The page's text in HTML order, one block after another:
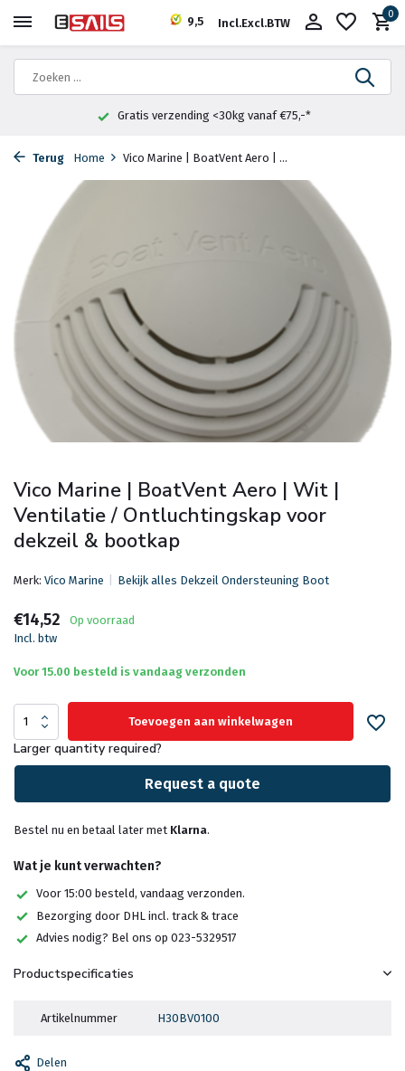
9,5 Incl.Excl.BTW
0
Gratis verzending <30kg vanaf €75,-*
Terug Home Vico Marine | BoatVent Aero | ...
Vico Marine | BoatVent Aero | Wit |
Ventilatie / Ontluchtingskap voor
dekzeil & bootkap
Merk: Vico Marine Bekijk alles Dekzeil Ondersteuning Boot
€14,52
Op voorraad
Incl. btw
Voor 15.00 besteld is vandaag verzonden
Toevoegen aan winkelwagen
Larger quantity required?
Request a quote
Bestel nu en betaal later met Klarna.
Wat je kunt verwachten?
Voor 15:00 besteld, vandaag verzonden.
Bezorging door DHL incl. track & trace
Advies nodig? Bel ons op 023-5329517
Productspecificaties
Artikelnummer H30BV0100
Delen